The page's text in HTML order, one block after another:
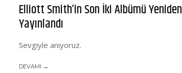
Elliott Smith’in Son İki Albümü Yeniden
Yayınlandı
Sevgiyle anıyoruz.
DEVAMI →